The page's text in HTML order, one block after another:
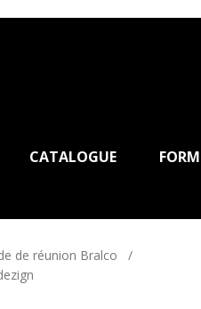
CATALOGUE
de réunion Bralco /